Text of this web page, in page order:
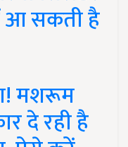
आ सकती है
मशरूम
दे रही है